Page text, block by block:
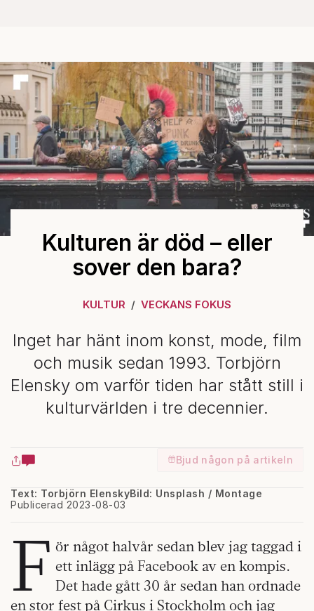
Kulturen är död – eller
sover den bara?
KULTUR VECKANS FOKUS
Inget har hänt inom konst, mode, film
och musik sedan 1993. Torbjörn
Elensky om varför tiden har stått still i
kulturvärlden i tre decennier.
Bjud någon på artikeln
Text: Torbjörn Elensky
Publicerad 2023-08-03
Bild: Unsplash / Montage
F ör något halvår sedan blev jag taggad i
ett inlägg på Facebook av en kompis.
Det hade gått 30 år sedan han ordnade
en stor fest på Cirkus i Stockholm och jag